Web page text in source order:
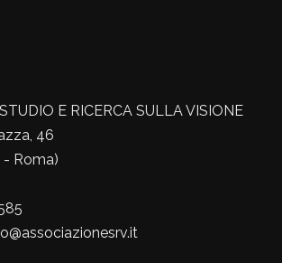
E RICERCA SULLA VISIONE
46
- Roma)